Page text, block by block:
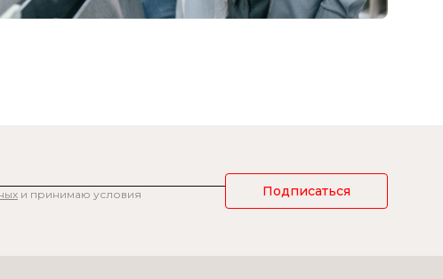
и принимаю условия
Подписаться